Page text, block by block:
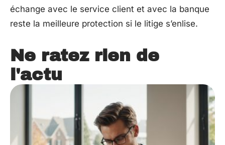
échange avec le service client et avec la banque
reste la meilleure protection si le litige s’enlise.
Ne ratez rien de
l'actu